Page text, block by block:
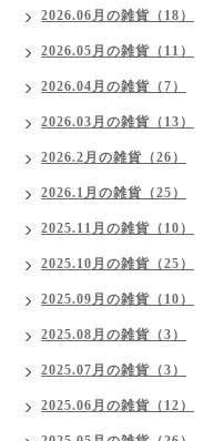
2026.06月の雑貨（18）
2026.05月の雑貨（11）
2026.04月の雑貨（7）
2026.03月の雑貨（13）
2026.2月の雑貨（26）
2026.1月の雑貨（25）
2025.11月の雑貨（10）
2025.10月の雑貨（25）
2025.09月の雑貨（10）
2025.08月の雑貨（3）
2025.07月の雑貨（3）
2025.06月の雑貨（12）